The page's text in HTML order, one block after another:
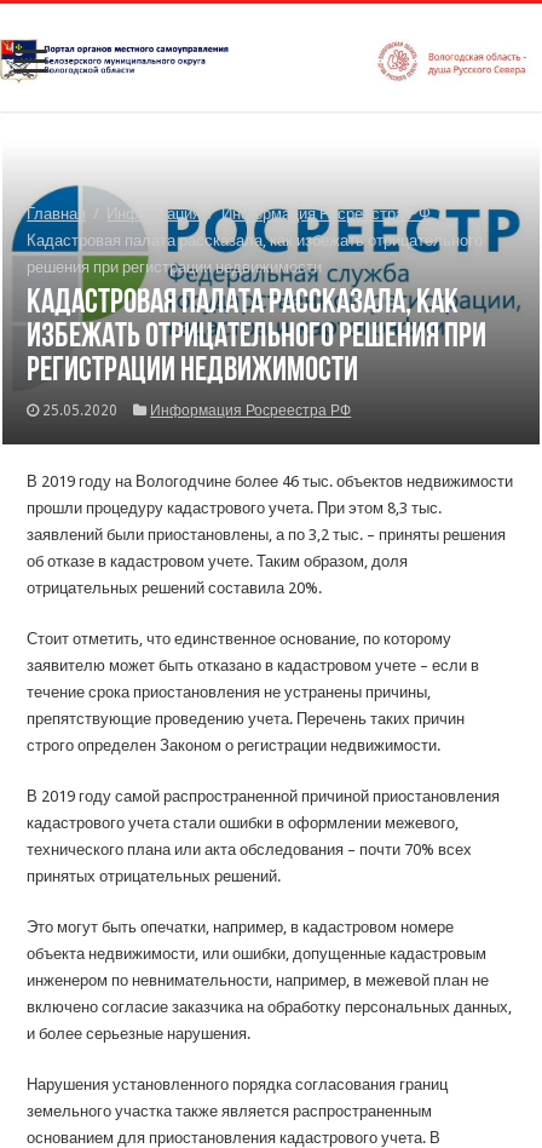
Главная / Информация / Информация Росреестра РФ /
Кадастровая палата рассказала, как избежать отрицательного
решения при регистрации недвижимости
Кадастровая палата рассказала, как
избежать отрицательного решения при
регистрации недвижимости
25.05.2020 Информация Росреестра РФ
В 2019 году на Вологодчине более 46 тыс. объектов недвижимости
прошли процедуру кадастрового учета. При этом 8,3 тыс.
заявлений были приостановлены, а по 3,2 тыс. – приняты решения
об отказе в кадастровом учете. Таким образом, доля
отрицательных решений составила 20%.
Стоит отметить, что единственное основание, по которому
заявителю может быть отказано в кадастровом учете – если в
течение срока приостановления не устранены причины,
препятствующие проведению учета. Перечень таких причин
строго определен Законом о регистрации недвижимости.
В 2019 году самой распространенной причиной приостановления
кадастрового учета стали ошибки в оформлении межевого,
технического плана или акта обследования – почти 70% всех
принятых отрицательных решений.
Это могут быть опечатки, например, в кадастровом номере
объекта недвижимости, или ошибки, допущенные кадастровым
инженером по невнимательности, например, в межевой план не
включено согласие заказчика на обработку персональных данных,
и более серьезные нарушения.
Нарушения установленного порядка согласования границ
земельного участка также является распространенным
основанием для приостановления кадастрового учета. В